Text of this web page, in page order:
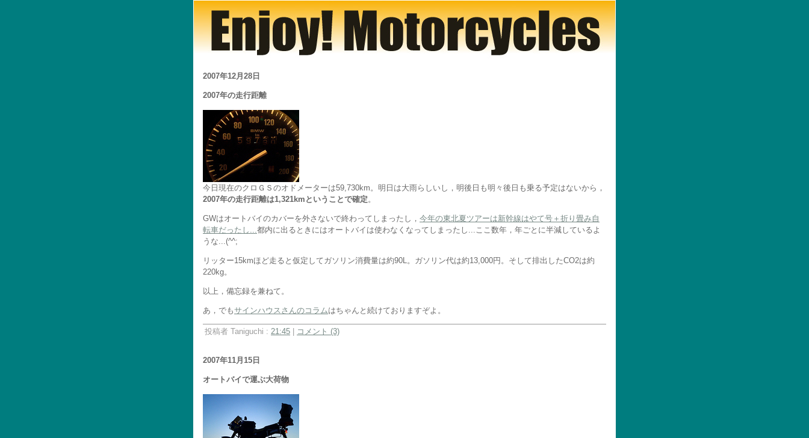
2007年12月28日
2007年の走行距離
今日現在のクロＧＳのオドメーターは59,730km。明日は大雨らしいし，明後日も明々後日も乗る予定はないから，
2007年の走行距離は1,321kmということで確定。
GWはオートバイのカバーを外さないで終わってしまったし， 今年の東北夏ツアーは新幹線はやて号＋折り畳み自
転車だったし...都内に出るときにはオートバイは使わなくなってしまったし...ここ数年，年ごとに半減しているよ
うな...(^^;
リッター15kmほど走ると仮定してガソリン消費量は約90L。ガソリン代は約13,000円。そして排出したCO2は約
220kg。
以上，備忘録を兼ねて。
あ，でもサインハウスさんのコラムはちゃんと続けておりますぞよ。
投稿者 Taniguchi : 21:45 コメント (3)
2007年11月15日
オートバイで運ぶ大荷物